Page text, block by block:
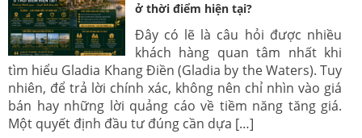
ở thời điểm hiện tại?
Đây có lẽ là câu hỏi được nhiều
khách hàng quan tâm nhất khi
tìm hiểu Gladia Khang Điền (Gladia by the Waters). Tuy
nhiên, để trả lời chính xác, không nên chỉ nhìn vào giá
bán hay những lời quảng cáo về tiềm năng tăng giá.
Một quyết định đầu tư đúng cần dựa […]